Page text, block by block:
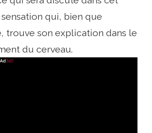
qui, bien que
trouve son explication dans le
du cerveau.